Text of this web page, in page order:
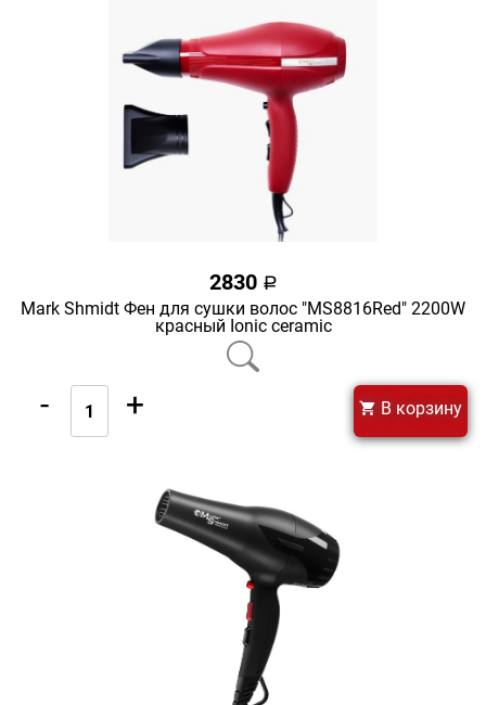
2830 a
Mark Shmidt Фен для сушки волос "MS8816Red" 2200W
красный Ionic ceramic
- + В корзину